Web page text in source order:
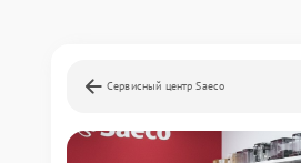
Сервисный центр Saeco